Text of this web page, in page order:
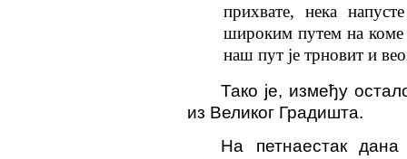
прихвате, нека
широким путем на коме
наш пут је трновит и
Тако је, између
из Великог Градишта.
На петнаестак